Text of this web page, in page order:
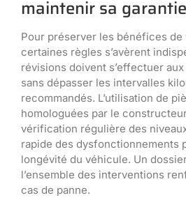
maintenir sa
Pour préserver les bénéfices de
certaines règles s’avèrent
révisions doivent s’effectuer
sans dépasser les intervalles
recommandés. L’utilisation de
homologuées par le
vérification régulière des
rapide des dysfonctionnements
longévité du véhicule. Un
l’ensemble des interventions
cas de panne.